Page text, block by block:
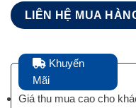
LIÊN HỆ MUA
Khuyến
Mãi
Giá thu mua cao cho